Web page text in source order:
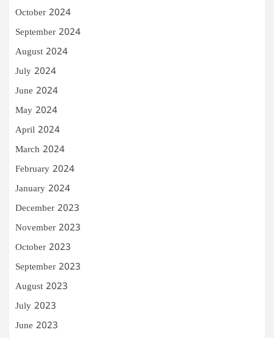
October 2024
September 2024
August 2024
July 2024
June 2024
May 2024
April 2024
March 2024
February 2024
January 2024
December 2023
November 2023
October 2023
September 2023
August 2023
July 2023
June 2023